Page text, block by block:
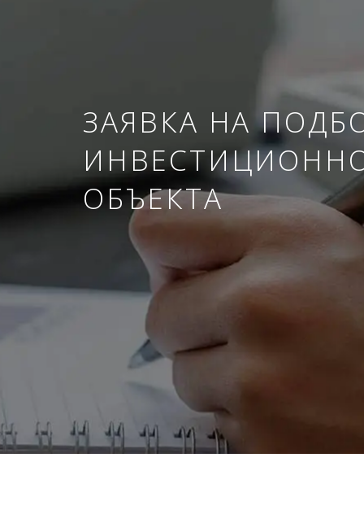
ЗАЯВКА НА
ОБЪЕКТА